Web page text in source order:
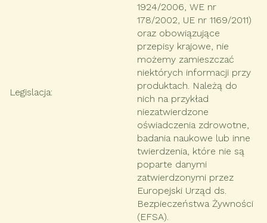
Legislacja:
1924/2006, WE nr
178/2002, UE nr 1169/2011)
oraz obowiązujące
przepisy krajowe, nie
możemy zamieszczać
niektórych informacji przy
produktach. Należą do
nich na przykład
niezatwierdzone
oświadczenia zdrowotne,
badania naukowe lub inne
twierdzenia, które nie są
poparte danymi
zatwierdzonymi przez
Europejski Urząd ds.
Bezpieczeństwa Żywności
(EFSA).